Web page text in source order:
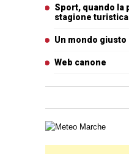
Sport, quando la
stagione turistica
Un mondo giusto
Web canone
Carta meteorologica